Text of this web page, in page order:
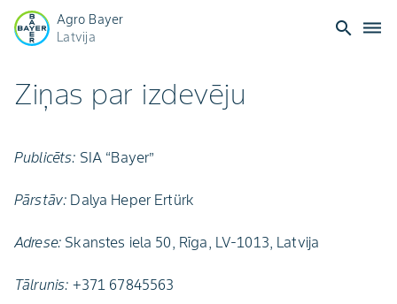
Agro Bayer
Latvija
search dehaze
Ziņas par izdevēju
Publicēts: SIA “Bayer”
Pārstāv: Dalya Heper Ertürk
Adrese: Skanstes iela 50, Rīga, LV-1013, Latvija
Tālrunis: +371 67845563